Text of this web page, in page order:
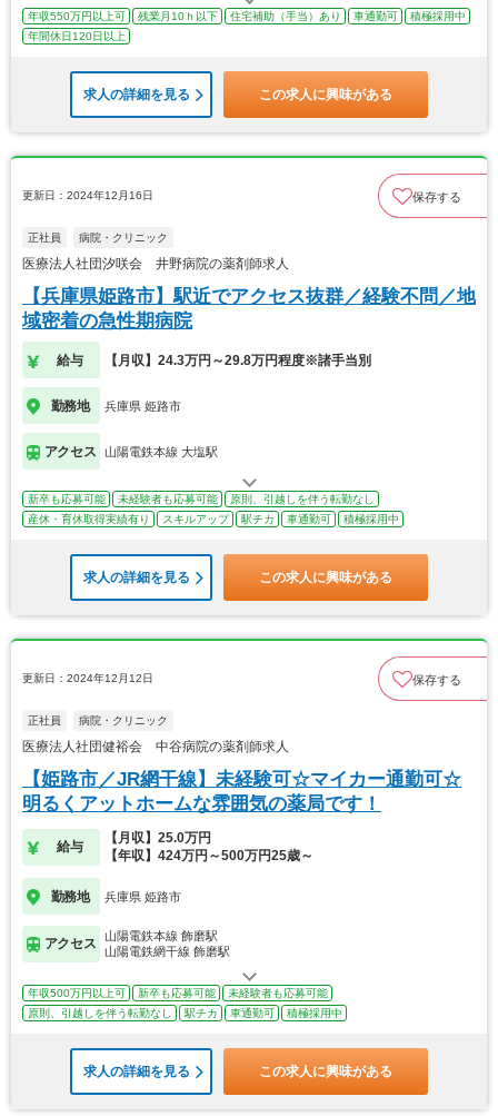
年収550万円以上可 残業月10ｈ以下 住宅補助（手当）あり 車通勤可
積極採用中
年間休日120日以上
求人の詳細を見る この求人に興味がある
更新日：2024年12月16日 保存する
正社員 病院・クリニック
医療法人社団汐咲会 井野病院の薬剤師求人
【兵庫県姫路市】駅近でアクセス抜群／経験不問／地
域密着の急性期病院
給与 【月収】24.3万円～29.8万円程度※諸手当別
勤務地 兵庫県 姫路市
アクセス 山陽電鉄本線 大塩駅
新卒も応募可能 未経験者も応募可能
原則、引越しを伴う転勤なし
産休・育休取得実績有り
スキルアップ 駅チカ 車通勤可 積極採用中
求人の詳細を見る この求人に興味がある
更新日：2024年12月12日 保存する
正社員 病院・クリニック
医療法人社団健裕会 中谷病院の薬剤師求人
【姫路市／JR網干線】未経験可☆マイカー通勤可☆
明るくアットホームな雰囲気の薬局です！
給与
【月収】25.0万円
【年収】424万円～500万円25歳～
勤務地 兵庫県 姫路市
アクセス
山陽電鉄本線 飾磨駅
山陽電鉄網干線 飾磨駅
年収500万円以上可 新卒も応募可能
未経験者も応募可能
原則、引越しを伴う転勤なし
駅チカ 車通勤可 積極採用中
求人の詳細を見る この求人に興味がある